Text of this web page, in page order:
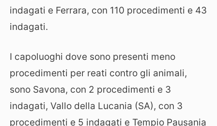
indagati e Ferrara, con 110 procedimenti e 43
indagati.
I capoluoghi dove sono presenti meno
procedimenti per reati contro gli animali,
sono Savona, con 2 procedimenti e 3
indagati, Vallo della Lucania (SA), con 3
procedimenti e 5 indagati e Tempio Pausania